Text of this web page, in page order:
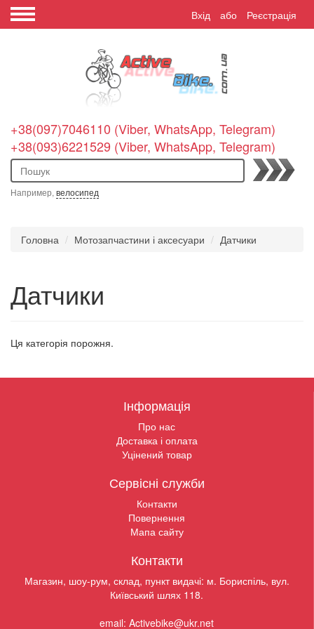
Вхід або Реєстрація
+38(097)7046110 (Viber, WhatsApp, Telegram)
+38(093)6221529 (Viber, WhatsApp, Telegram)
Пошук
Например, велосипед
Головна Мотозапчастини і аксесуари Датчики
Датчики
Ця категорія порожня.
Інформація
Про нас
Доставка і оплата
Уцінений товар
Сервісні служби
Контакти
Повернення
Мапа сайту
Контакти
Магазин, шоу-рум, склад, пункт видачі: м. Бориспіль, вул.
Київський шлях 118.
email: Activebike@ukr.net